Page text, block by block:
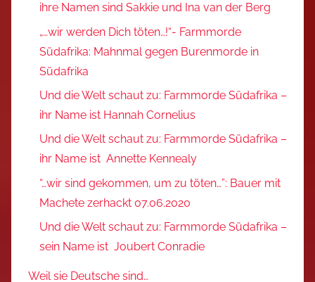
ihre Namen sind Sakkie und Ina van der Berg
„…wir werden Dich töten…!“- Farmmorde
Südafrika: Mahnmal gegen Burenmorde in
Südafrika
Und die Welt schaut zu: Farmmorde Südafrika –
ihr Name ist Hannah Cornelius
Und die Welt schaut zu: Farmmorde Südafrika –
ihr Name ist Annette Kennealy
“…wir sind gekommen, um zu töten…”: Bauer mit
Machete zerhackt 07.06.2020
Und die Welt schaut zu: Farmmorde Südafrika –
sein Name ist Joubert Conradie
Weil sie Deutsche sind…